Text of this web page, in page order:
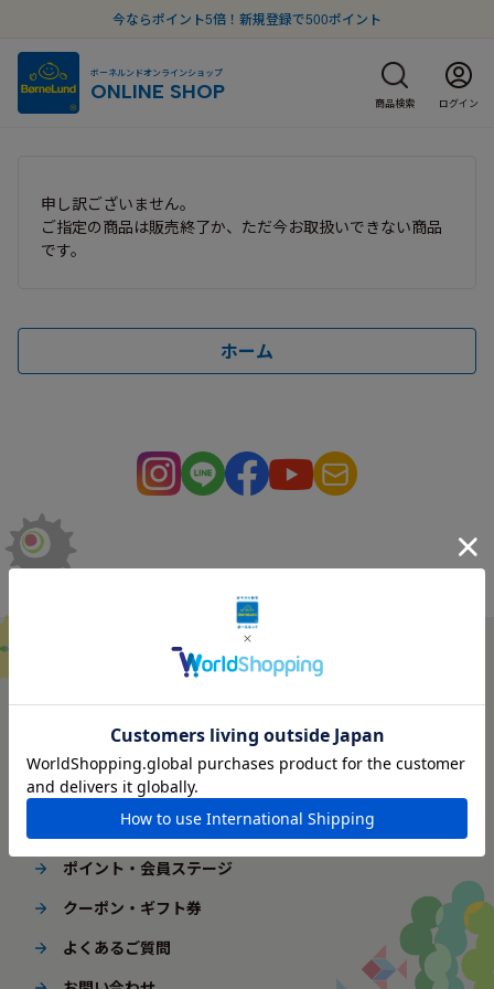
今ならポイント5倍！新規登録で500ポイント
ボーネルンドオンラインショップ
ONLINE SHOP 商品検索 ログイン
申し訳ございません。
ご指定の商品は販売終了か、ただ今お取扱いできない商品
です。
ホーム
ご利用ガイド
はじめてご利用の方へ
配送・送料
ギフト包装
ポイント・会員ステージ
クーポン・ギフト券
よくあるご質問